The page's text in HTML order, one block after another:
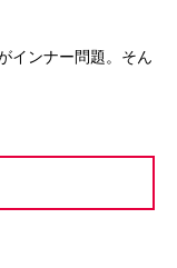
インナー問題。そん